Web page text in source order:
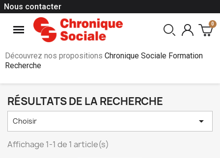
Nous contacter
Découvrez nos propositions Chronique Sociale Formation
Recherche
RÉSULTATS DE LA RECHERCHE
Choisir 
Affichage 1-1 de 1 article(s)